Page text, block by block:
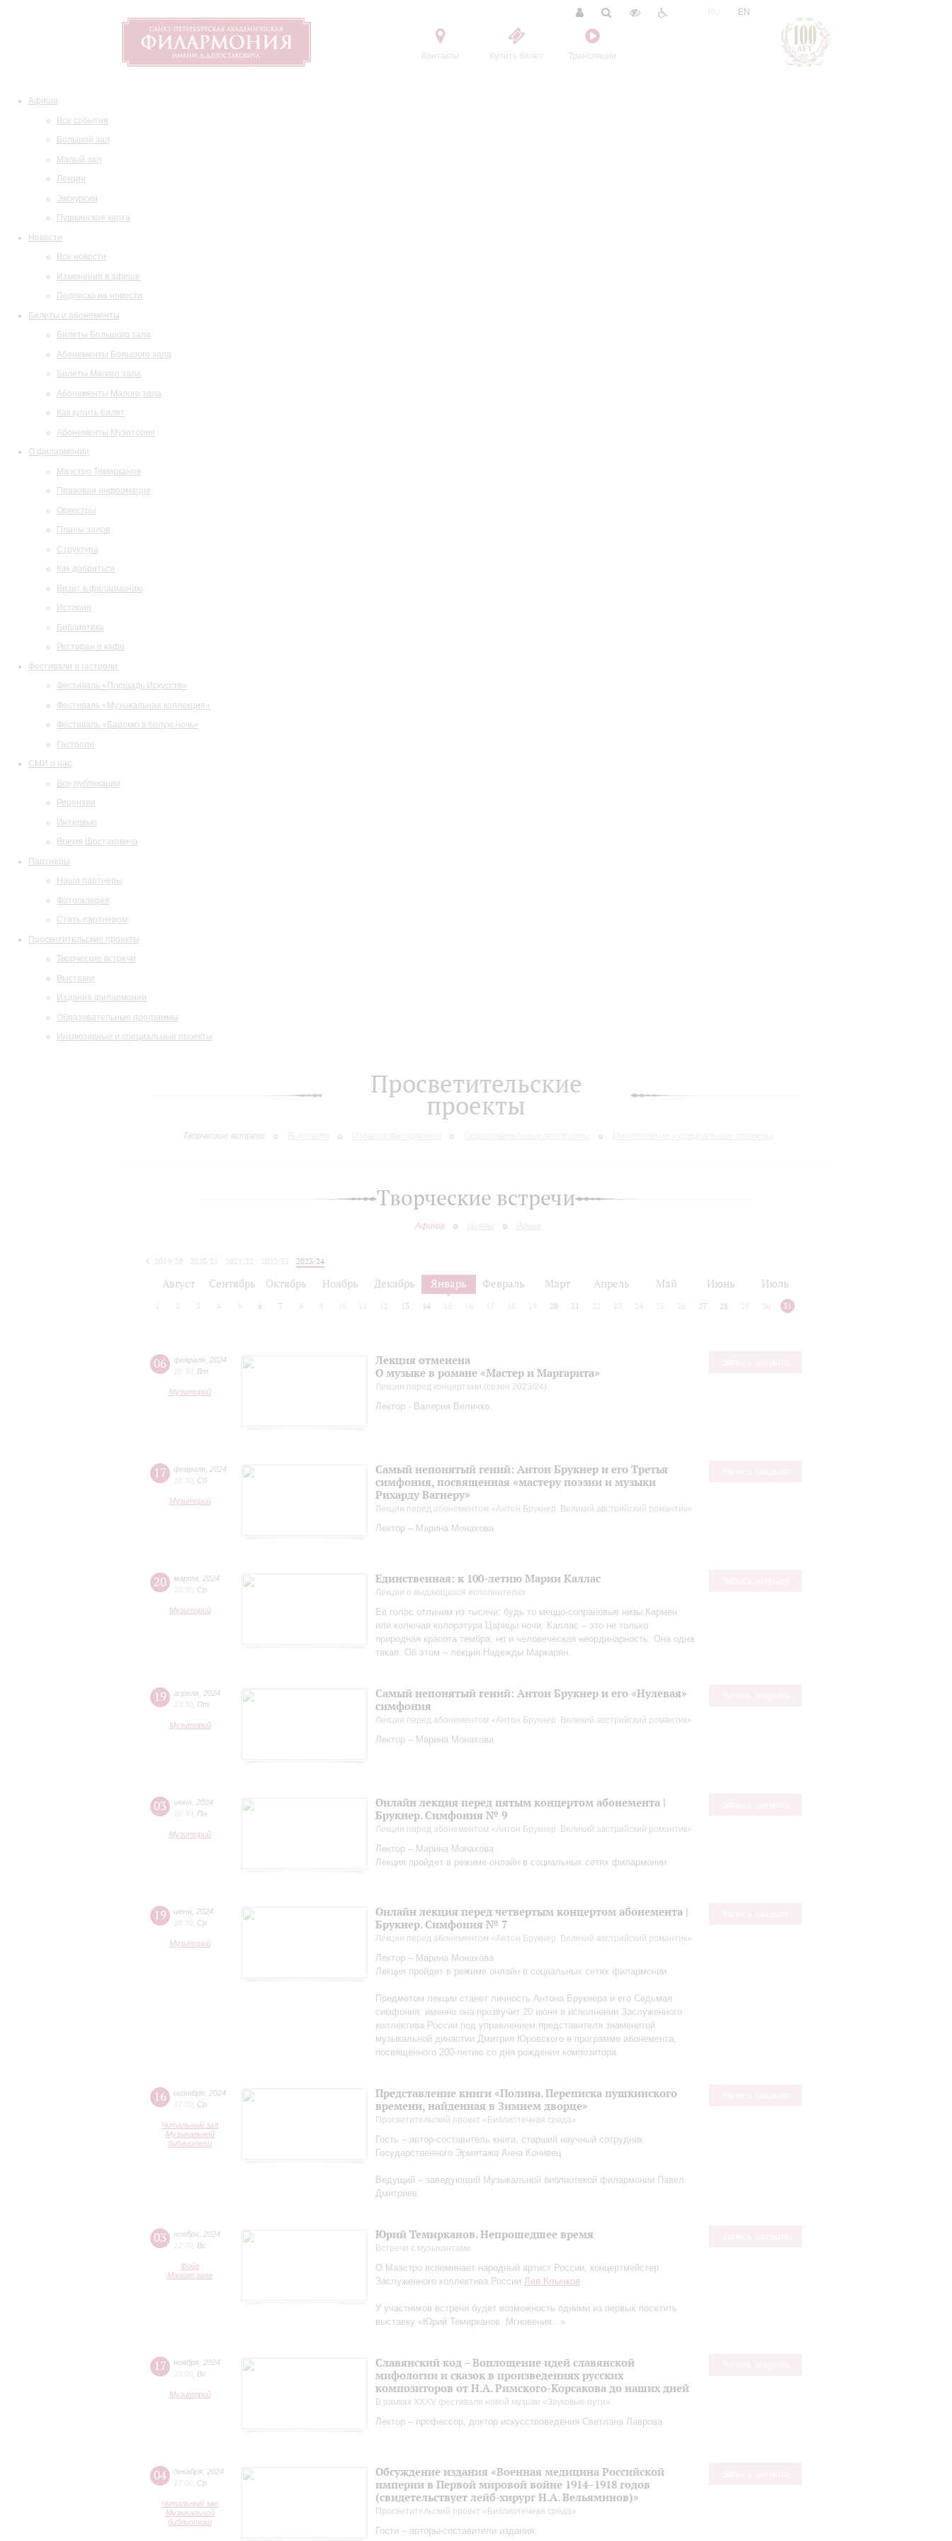
Контакты Купить билет Трансляции
EN
Афиша
Все события
Большой зал
Малый зал
Лекции
Экскурсии
Пушкинская карта
Новости
Все новости
Изменения в афише
Подписка на новости
Билеты и абонементы
Билеты Большого зала
Абонементы Большого зала
Билеты Малого зала
Абонементы Малого зала
Как купить билет
Абонементы Музитория
О филармонии
Маэстро Темирканов
Правовая информация
Оркестры
Планы залов
Структура
Как добраться
Визит в филармонию
История
Библиотека
Ресторан и кафе
Фестивали и гастроли
Фестиваль «Площадь Искусств»
Фестиваль «Музыкальная коллекция»
Фестиваль «Барокко в белую ночь»
Гастроли
СМИ о нас
Все публикации
Рецензии
Интервью
Время Шостаковича
Партнеры
Наши партнеры
Фотогалерея
Стать партнером
Просветительские проекты
Творческие встречи
Выставки
Издания филармонии
Образовательные программы
Инклюзивные и специальные проекты
Просветительские
проекты
Творческие встречи
Творческие встречи
Афиша Циклы Архив
2019/20 2020/21 2021/22 2022/23
2023/24
Август Сентябрь Октябрь Ноябрь Декабрь Январь Февраль Март Апрель Май Июнь Июль
2 3 4 5 6 7 8 9 10 12 13 14 15 16 17 18 19 20 21 22 23 24 25 26 27 28 29 30 31
06 февраля 2024
18:30 Вт
Музиторий
Лекция отменена
О музыке в романе «Мастер и Маргарита»
Лекции перед концертами (сезон 2023/24)
Лектор - Валерия Величко
17 февраля 2024
18:30 Сб
Музиторий
Самый непонятый гений: Антон Брукнер и его Третья
симфония, посвященная «мастеру поэзии и музыки
Рихарду Вагнеру»
Лекции перед абонементом «Антон Брукнер. Великий австрийский романтик»
Лектор – Марина Монахова
20 марта
2024
18:30 Ср
Музиторий
Единственная: к 100-летию Марии Каллас
Лекции о выдающихся исполнителях
Её голос отличим из тысячи: будь то меццо-сопрановые низы Кармен
или колючая колоратура Царицы ночи. Каллас – это не только
природная красота тембра, но и человеческая неординарность. Она одна
такая. Об этом – лекция Надежды Маркарян.
19 апреля 2024
18:30 Пт
Музиторий
Самый непонятый гений: Антон Брукнер и его «Нулевая»
симфония
Лекции перед абонементом «Антон Брукнер. Великий австрийский романтик»
Лектор – Марина Монахова
03 июня 2024
18:30 Пн
Музиторий
Онлайн лекция перед пятым концертом абонемента |
Брукнер. Симфония № 9
Лекции перед абонементом «Антон Брукнер. Великий австрийский романтик»
Лектор – Марина Монахова
Лекция пройдет в режиме онлайн в социальных сетях филармонии
19 июня 2024
18:30 Ср
Музиторий
Онлайн лекция перед четвертым концертом абонемента |
Брукнер. Симфония № 7
Лекции перед абонементом «Антон Брукнер. Великий австрийский романтик»
Лектор – Марина Монахова
Лекция пройдет в режиме онлайн в социальных сетях филармонии
Предметом лекции станет личность Антона Брукнера и его Седьмая
симфония: именно она прозвучит 20 июня в исполнении Заслуженного
коллектива России под управлением представителя знаменитой
музыкальной династии Дмитрия Юровского в программе абонемента,
посвященного 200-летию со дня рождения композитора.
16 октября 2024
17:00 Ср
Читальный зал
Музыкальной
библиотеки
Представление книги «Полина. Переписка пушкинского
времени, найденная в Зимнем дворце»
Просветительский проект «Библиотечная среда»
Гость – автор-составитель книги, старший научный сотрудник
Государственного Эрмитажа Анна Конивец
Ведущий – заведующий Музыкальной библиотекой филармонии Павел
Дмитриев
03 ноября 2024
12:30 Вс
Фойе
Малого зала
Юрий Темирканов. Непрошедшее время
Встречи с музыкантами
О Маэстро вcпоминает народный артист России, концертмейстер
Заслуженного коллектива России Лев Клычков
У участников встречи будет возможность одними из первых посетить
выставку «Юрий Темирканов. Мгновения...»
17 ноября 2024
18:00 Вс
Музиторий
Славянский код – Воплощение идей славянской
мифологии и сказок в произведениях русских
композиторов от Н.А. Римского-Корсакова до наших дней
В рамках XXXV фестиваля новой музыки «Звуковые пути»
Лектор – профессор, доктор искусствоведения Светлана Лаврова
04 декабря 2024
17:00 Ср
Читальный зал
Музыкальной
библиотеки
Обсуждение издания «Военная медицина Российской
империи в Первой мировой войне 1914–1918 годов
(свидетельствует лейб-хирург Н.А. Вельяминов)»
Просветительский проект «Библиотечная среда»
Гости – авторы-составители издания: